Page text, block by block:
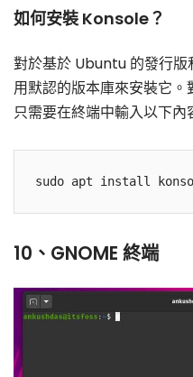
如何安裝 Konsole？
對於基於 Ubuntu 的發行版
用默認的版本庫來安裝它
只需要在終端中輸入以下內
10、GNOME 終端